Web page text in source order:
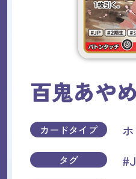
百鬼あやめ
カードタイプ
タグ